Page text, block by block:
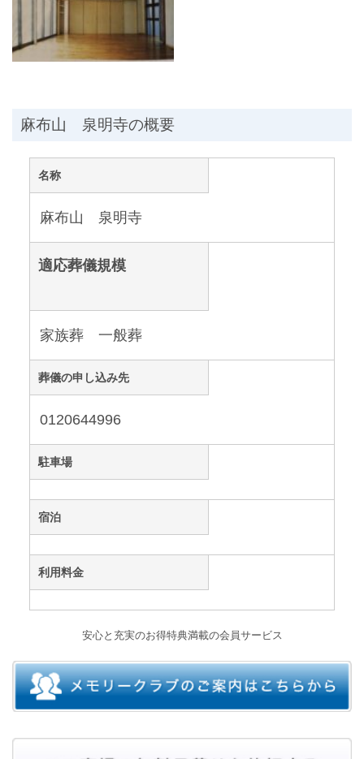
麻布山 泉明寺の概要
名称
麻布山 泉明寺
適応葬儀規模
家族葬 一般葬
葬儀の申し込み先
0120644996
駐車場
宿泊
利用料金
安心と充実のお得特典満載の会員サービス